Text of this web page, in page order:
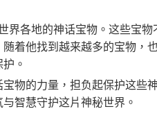
各地的神话宝物。这些宝物
着他找到越来越多的宝物，
。
物的力量，担负起保护这些
智慧守护这片神秘世界。